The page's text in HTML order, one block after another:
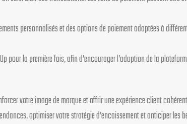
personnalisés et des options de paiement adaptées à
la première fois, afin d’encourager l’adoption de la
votre image de marque et offrir une expérience client
optimiser votre stratégie d’encaissement et anticiper les